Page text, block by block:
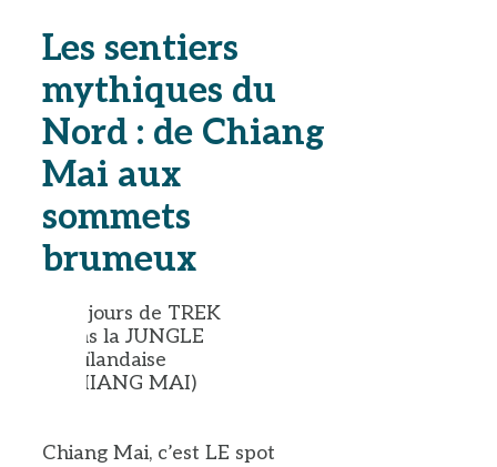
Les sentiers
mythiques du
Nord : de Chiang
Mai aux
sommets
brumeux
Chiang Mai, c’est LE spot